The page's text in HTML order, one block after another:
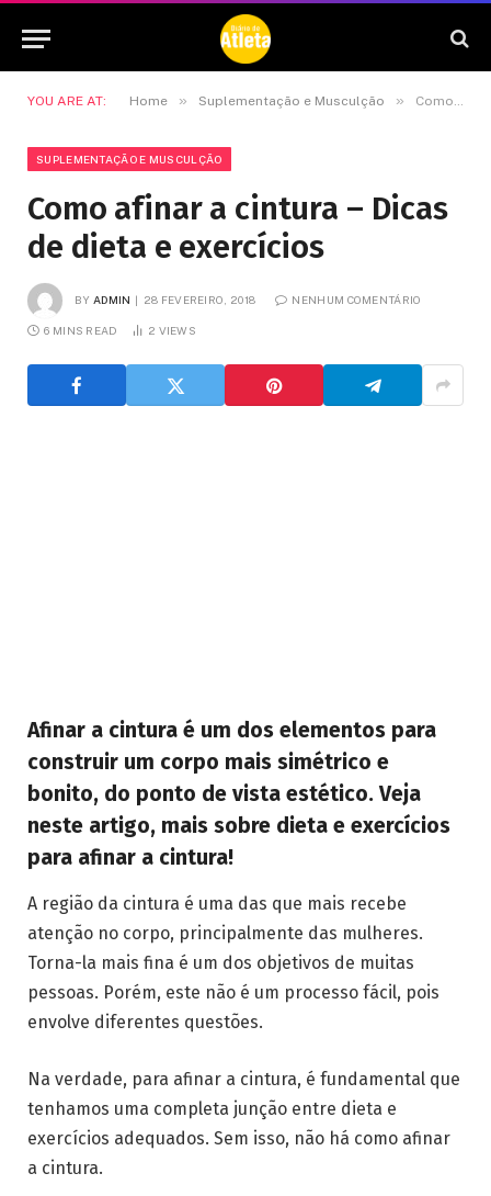
YOU ARE AT: Home » Suplementação e Musculção » Como afinar a cintura – Dicas de dieta e exercícios
SUPLEMENTAÇÃO E MUSCULÇÃO
Como afinar a cintura – Dicas
de dieta e exercícios
BY ADMIN 28 FEVEREIRO, 2018 NENHUM COMENTÁRIO
6 MINS READ 2 VIEWS
Afinar a cintura é um dos elementos para
construir um corpo mais simétrico e
bonito, do ponto de vista estético. Veja
neste artigo, mais sobre dieta e exercícios
para afinar a cintura!
A região da cintura é uma das que mais recebe
atenção no corpo, principalmente das mulheres.
Torna-la mais fina é um dos objetivos de muitas
pessoas. Porém, este não é um processo fácil, pois
envolve diferentes questões.
Na verdade, para afinar a cintura, é fundamental que
tenhamos uma completa junção entre dieta e
exercícios adequados. Sem isso, não há como afinar
a cintura.